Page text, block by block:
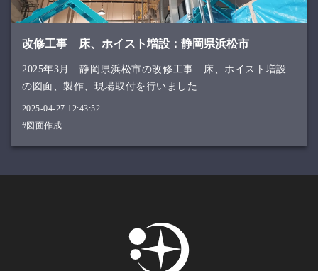
改修工事 床、ホイスト増設：静岡県浜松市
2025年3月 静岡県浜松市の改修工事 床、ホイスト増設
の図面、製作、現場取付を行いました
2025-04-27 12:43:52
#図面作成